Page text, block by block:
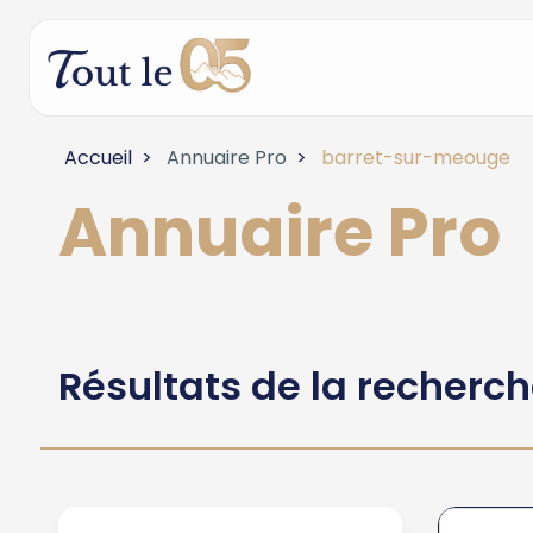
Accueil Annuaire Pro barret-sur-meouge
Annuaire Pro
Résultats de la